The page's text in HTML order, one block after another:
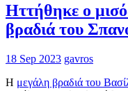
Ηττήθηκε ο
βραδιά του
18 Sep 2023 gavros
Η μεγάλη βραδιά του